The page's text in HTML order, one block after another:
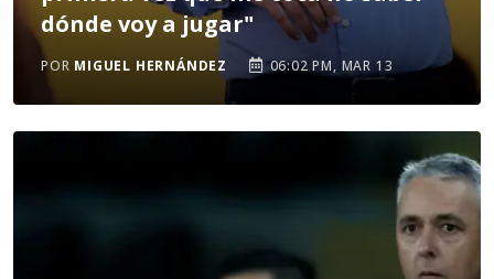
dónde voy a jugar"
POR MIGUEL HERNÁNDEZ 06:02 PM, MAR 13